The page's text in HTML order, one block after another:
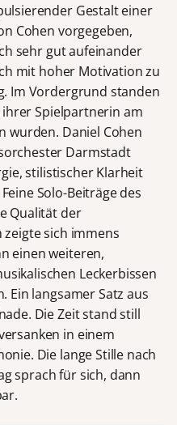
Gestalt einer
Cohen vorgegeben,
sehr gut aufeinander
mit hoher Motivation zu
Im Vordergrund standen
Spielpartnerin am
wurden. Daniel Cohen
Darmstadt
stilistischer Klarheit
Solo-Beiträge des
Qualität der
sich immens
einen weiteren,
Leckerbissen
Ein langsamer Satz aus
Die Zeit stand still
in einem
Die lange Stille nach
sprach für sich, dann